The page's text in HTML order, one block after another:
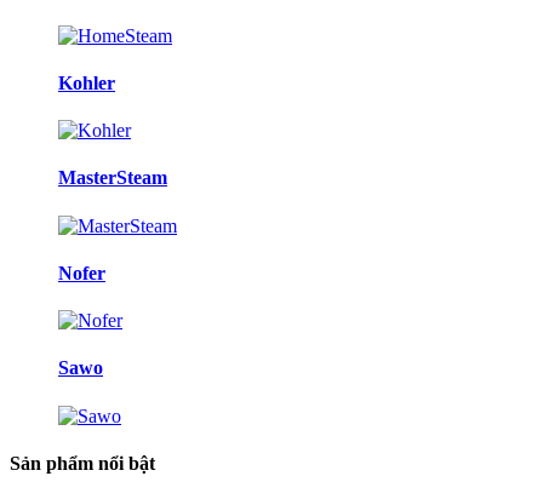
Kohler
MasterSteam
Nofer
Sawo
Sản phẩm nổi bật